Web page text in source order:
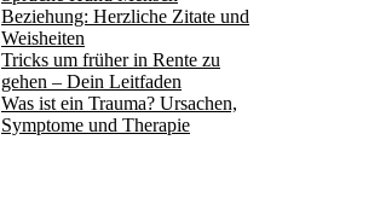
Beziehung: Herzliche Zitate und
Weisheiten
Tricks um früher in Rente zu
gehen – Dein Leitfaden
Was ist ein Trauma? Ursachen,
Symptome und Therapie